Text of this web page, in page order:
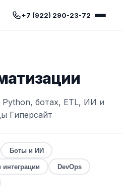
+7 (922) 290-23-72
Python, ботах, ETL, ИИ и
Гиперсайт
Боты и ИИ
интеграции DevOps